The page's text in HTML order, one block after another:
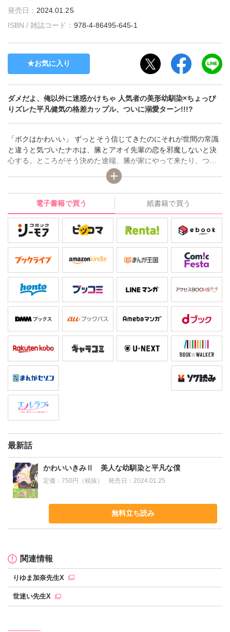
発売日： 2024.01.25
ISBN / 雑誌コード： 978-4-86495-645-1
お気に入り
ダメだよ、俺以外に迷惑かけちゃ 人気者の美形幼馴染×ちょっぴ
りズレた平凡健気の格差カップル、ついに溺愛ターン!!!?
「ボクはかわいい」 ずっとそう信じてきたのにそれが世間の常識
と違うと気づいたナホは、縢とアオイ先輩の恋を邪魔しないと決
心する。ところがそう決めた途端、縢が家にやって来たり、つい
つい自分のことを可愛い前提で考えてしまったり、軌道修正に四
苦八苦。見目麗しい縢とそうではない自分との差を思い知る日々
に、幼馴染の恩恵というだけで一緒にいちゃダメな気がしていた
ある日、「何か隠し事してるの？」と縢に捕まり部屋に連れ込ま
れて…!? 一見温和な執着幼馴染×平凡健気なアホっ子のかん違い不
憫BL、大人気シリーズ第2巻!
電子書籍で買う 紙書籍で買う
最新話
かわいいきみⅡ 美人な幼馴染と平凡な僕
定価：750円（税抜） 発売日： 2024.01.25
無料立ち読み
関連情報
りゆま加奈先生X
世迷い先生X